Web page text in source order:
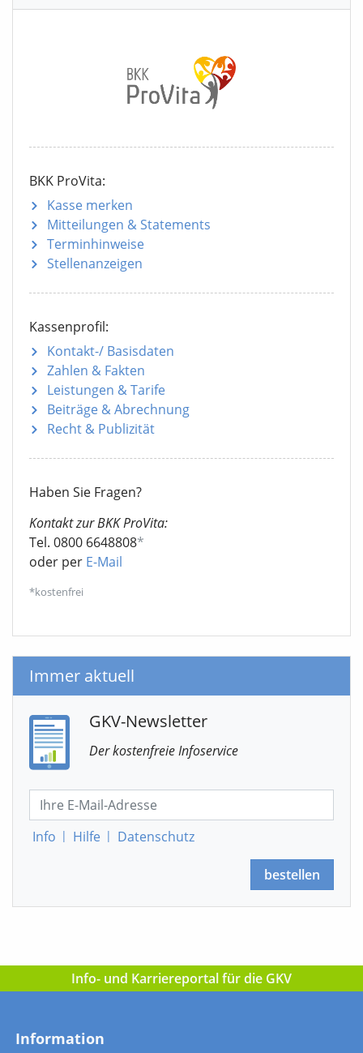
BKK ProVita:
Kasse merken
Mitteilungen & Statements
Terminhinweise
Stellenanzeigen
Kassenprofil:
Kontakt-/ Basisdaten
Zahlen & Fakten
Leistungen & Tarife
Beiträge & Abrechnung
Recht & Publizität
Haben Sie Fragen?
Kontakt zur BKK ProVita:
Tel. 0800 6648808*
oder per E-Mail
*kostenfrei
Immer aktuell
GKV-Newsletter
Der kostenfreie Infoservice
Info | Hilfe | Datenschutz
bestellen
Info- und Karriereportal für die GKV
Information